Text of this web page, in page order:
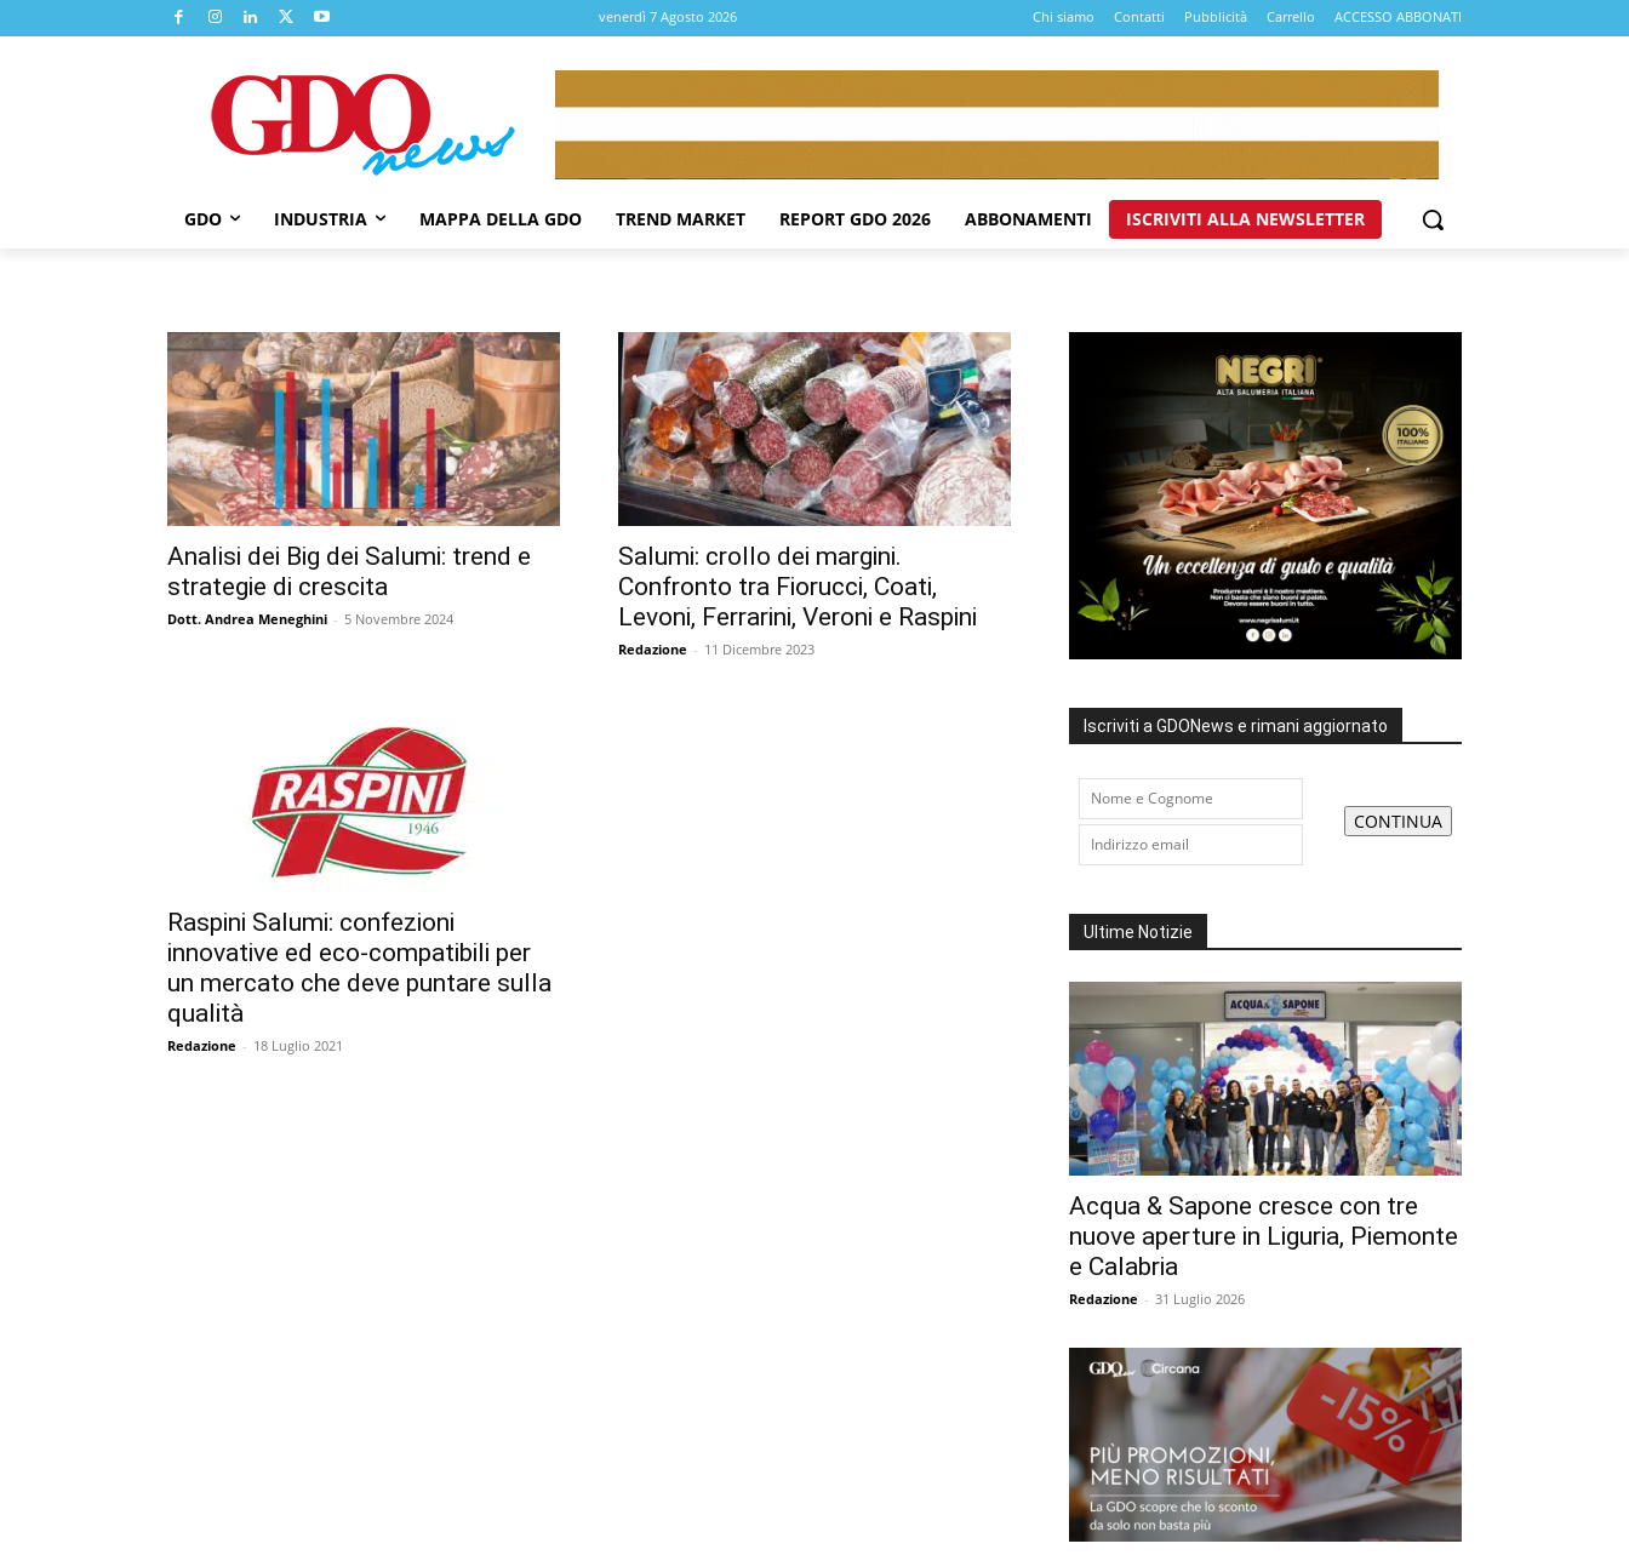
venerdì 7 Agosto 2026 Chi siamo Contatti Pubblicità Carrello ACCESSO ABBONATI
GDO INDUSTRIA MAPPA DELLA GDO TREND MARKET REPORT GDO 2026 ABBONAMENTI ISCRIVITI ALLA NEWSLETTER
Analisi dei Big dei Salumi: trend e
strategie di crescita
Dott. Andrea Meneghini - 5 Novembre 2024
Salumi: crollo dei margini.
Confronto tra Fiorucci, Coati,
Levoni, Ferrarini, Veroni e Raspini
Redazione - 11 Dicembre 2023
Raspini Salumi: confezioni
innovative ed eco-compatibili per
un mercato che deve puntare sulla
qualità
Redazione - 18 Luglio 2021
Iscriviti a GDONews e rimani aggiornato
Ultime Notizie
Acqua & Sapone cresce con tre
nuove aperture in Liguria, Piemonte
e Calabria
Redazione - 31 Luglio 2026